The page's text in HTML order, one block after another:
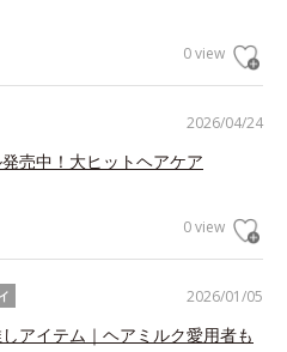
0 view
2026/04/24
売中！大ヒットヘアケア
0 view
2026/01/05
アイテム｜ヘアミルク愛用者も